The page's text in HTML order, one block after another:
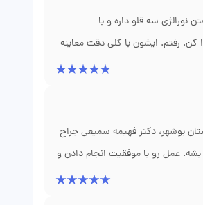
سه قلو داره و با
رفتم. ایشون با کلی دقت معاینه
رو با موفقیت انجام دادن و درد
بوشهر، دکتر فهیمه سمیعی جراح
عمل رو با موفقیت انجام دادن و
نداره. من از ته دل ممنونم.